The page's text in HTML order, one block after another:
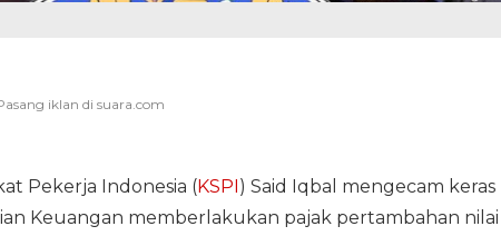
Pekerja Indonesia (KSPI) Said Iqbal mengecam keras
Keuangan memberlakukan pajak pertambahan nilai